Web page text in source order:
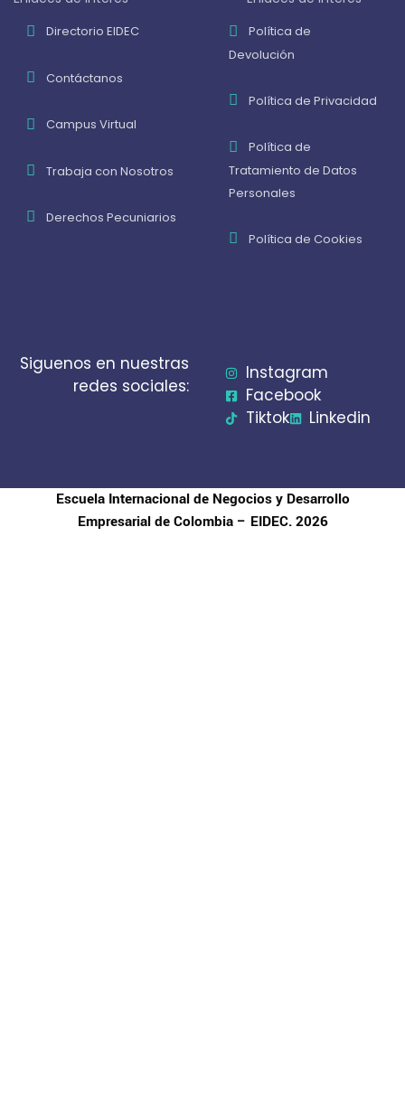
Directorio EIDEC
Contáctanos
Campus Virtual
Trabaja con Nosotros
Derechos Pecuniarios
Política de
Devolución
Política de Privacidad
Política de
Tratamiento de Datos
Personales
Política de Cookies
Siguenos en nuestras
redes sociales:
Instagram
Facebook
Tiktok
Linkedin
Escuela Internacional de Negocios y Desarrollo
Empresarial de Colombia – EIDEC. 2026